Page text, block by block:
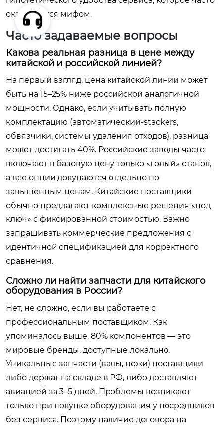
оказывается мифом.
Часто задаваемые вопросы
Какова реальная разница в цене между
китайской и российской линией?
На первый взгляд, цена китайской линии может
быть на 15–25% ниже российской аналогичной
мощности. Однако, если учитывать полную
комплектацию (автоматический-stackers,
обвязчики, системы удаления отходов), разница
может достигать 40%. Российские заводы часто
включают в базовую цену только «голый» станок,
а все опции докупаются отдельно по
завышенным ценам. Китайские поставщики
обычно предлагают комплексные решения «под
ключ» с фиксированной стоимостью. Важно
запрашивать коммерческие предложения с
идентичной спецификацией для корректного
сравнения.
Сложно ли найти запчасти для китайского
оборудования в России?
Нет, не сложно, если вы работаете с
профессиональным поставщиком. Как
упоминалось выше, 80% компонентов — это
мировые бренды, доступные локально.
Уникальные запчасти (валы, ножи) поставщики
либо держат на складе в РФ, либо доставляют
авиацией за 3–5 дней. Проблемы возникают
только при покупке оборудования у посредников
без сервиса. Поэтому наличие договора на